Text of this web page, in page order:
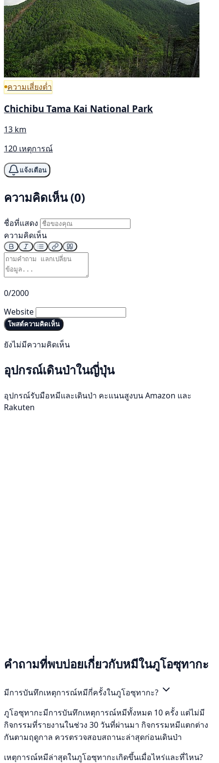
ความเสี่ยงต่ำ
Chichibu Tama Kai National Park
13 km
120 เหตุการณ์
แจ้งเตือน
ความคิดเห็น (0)
ชื่อที่แสดง
ความคิดเห็น
0/2000
Website
โพสต์ความคิดเห็น
ยังไม่มีความคิดเห็น
อุปกรณ์เดินป่าในญี่ปุ่น
อุปกรณ์รับมือหมีและเดินป่า คะแนนสูงบน Amazon และ
Rakuten
คำถามที่พบบ่อยเกี่ยวกับหมีในภูโอซุทากะ
มีการบันทึกเหตุการณ์หมีกี่ครั้งในภูโอซุทากะ?
ภูโอซุทากะมีการบันทึกเหตุการณ์หมีทั้งหมด 10 ครั้ง แต่ไม่มี
กิจกรรมที่รายงานในช่วง 30 วันที่ผ่านมา กิจกรรมหมีแตกต่าง
กันตามฤดูกาล ควรตรวจสอบสถานะล่าสุดก่อนเดินป่า
เหตุการณ์หมีล่าสุดในภูโอซุทากะเกิดขึ้นเมื่อไหร่และที่ไหน?